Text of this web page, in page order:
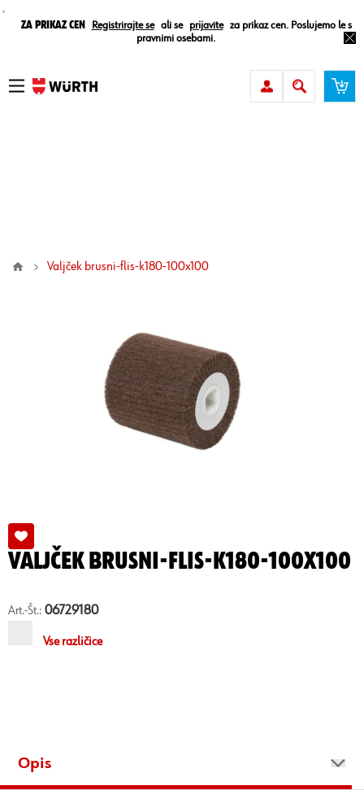
¸
Za prikaz cen Registrirajte se ali se prijavite
za prikaz cen. Poslujemo le s
pravnimi osebami.
valjček brusni-flis-k180-100x100
VALJČEK BRUSNI-FLIS-K180-100X100
Art.-Št.: 06729180
Vse različice
Opis